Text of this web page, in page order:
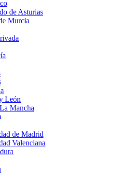
de Asturias
Murcia
León
Mancha
de Madrid
Valenciana